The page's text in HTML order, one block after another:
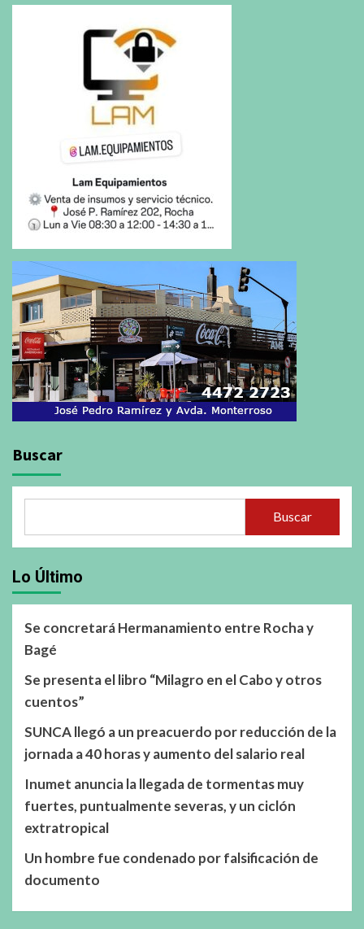
Buscar
Buscar
Lo Último
Se concretará Hermanamiento entre Rocha y
Bagé
Se presenta el libro “Milagro en el Cabo y otros
cuentos”
SUNCA llegó a un preacuerdo por reducción de la
jornada a 40 horas y aumento del salario real
Inumet anuncia la llegada de tormentas muy
fuertes, puntualmente severas, y un ciclón
extratropical
Un hombre fue condenado por falsificación de
documento